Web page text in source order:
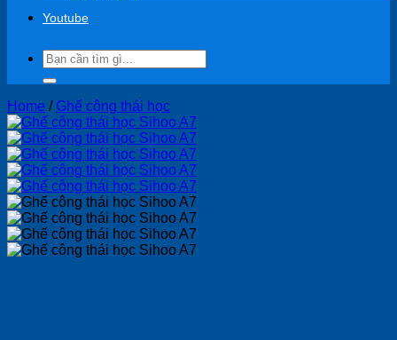
Youtube
Search
for:
Home / Ghế công thái học